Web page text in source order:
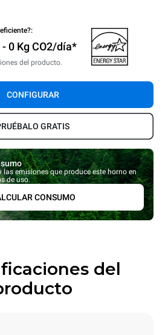
0 Kg CO2/día*
del producto.
CONFIGURAR
GRATIS
las emisiones que produce este horno en
de uso.
CONSUMO
del